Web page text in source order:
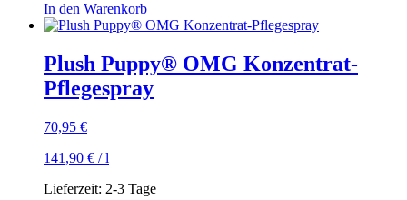
In den Warenkorb
Plush Puppy® OMG Konzentrat-
Pflegespray
70,95 €
141,90 € /l
Lieferzeit: 2-3 Tage